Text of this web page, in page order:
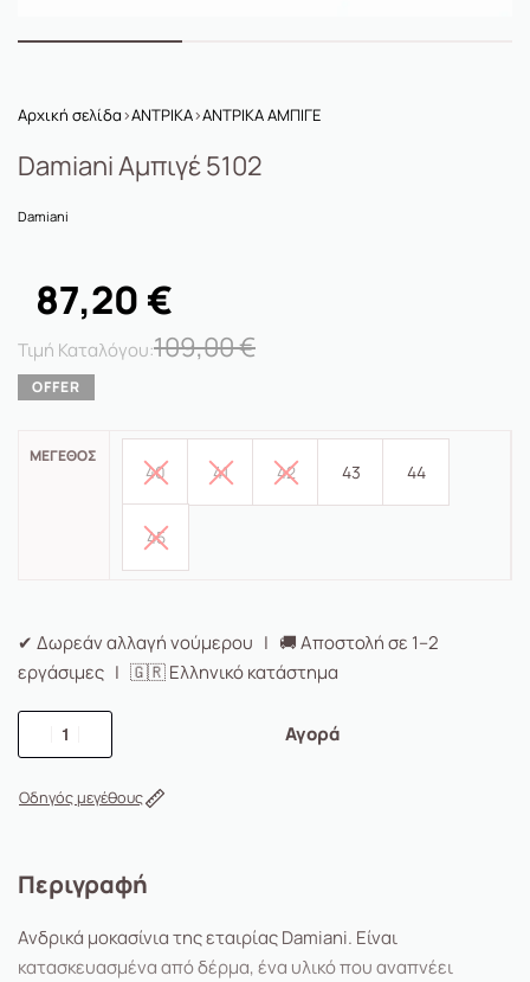
Αρχική σελίδα›ΑΝΤΡΙΚΑ›ΑΝΤΡΙΚΑ ΑΜΠΙΓΕ
Damiani Αμπιγέ 5102
Damiani
109,00€
87,20 €
ΜΈΓΕΘΟΣ
40 41 42 43 44
45
✔ Δωρεάν αλλαγή νούμερου | 🚚 Αποστολή σε 1–2
εργάσιμες | 🇬🇷 Ελληνικό κατάστημα
Αγορά
Οδηγός μεγέθους
Περιγραφή
Ανδρικά μοκασίνια της εταιρίας Damiani. Είναι
κατασκευασμένα από δέρμα, ένα υλικό που αναπνέει